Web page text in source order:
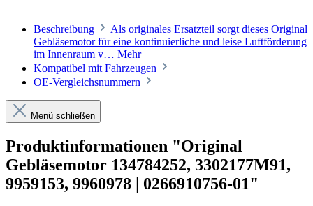
Beschreibung
Als originales Ersatzteil sorgt dieses Original
Gebläsemotor für eine kontinuierliche und leise Luftförderung
im Innenraum v… Mehr
Kompatibel mit Fahrzeugen
OE-Vergleichsnummern
Menü schließen
Produktinformationen "Original
Gebläsemotor 134784252, 3302177M91,
9959153, 9960978 | 0266910756-01"